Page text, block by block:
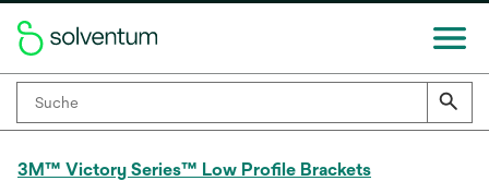
3M™ Victory Series™ Low Profile Brackets